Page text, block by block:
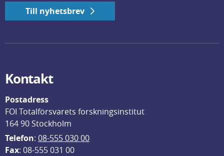
Till nyhetsbrev
Kontakt
Postadress
FOI Totalförsvarets forskningsinstitut
164 90 Stockholm
Telefon: 08-555 030 00
Fax: 08-555 031 00